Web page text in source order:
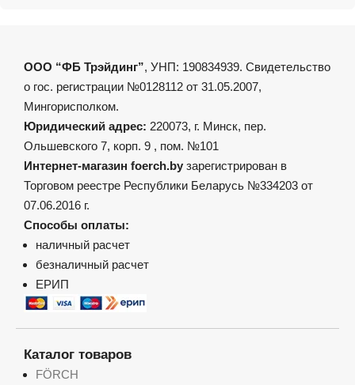
ООО “ФБ Трэйдинг”, УНП: 190834939. Свидетельство
о гос. регистрации №0128112 от 31.05.2007,
Мингорисполком.
Юридический адрес: 220073, г. Минск, пер.
Ольшевского 7, корп. 9 , пом. №101
Интернет-магазин foerch.by зарегистрирован в
Торговом реестре Республики Беларусь №334203 от
07.06.2016 г.
Способы оплаты:
наличный расчет
безналичный расчет
ЕРИП
Каталог товаров
FÖRCH